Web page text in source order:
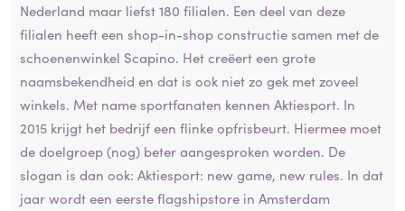
Nederland maar liefst 180 filialen. Een deel van deze
filialen heeft een shop-in-shop constructie samen met de
schoenenwinkel Scapino. Het creëert een grote
naamsbekendheid en dat is ook niet zo gek met zoveel
winkels. Met name sportfanaten kennen Aktiesport. In
2015 krijgt het bedrijf een flinke opfrisbeurt. Hiermee moet
de doelgroep (nog) beter aangesproken worden. De
slogan is dan ook: Aktiesport: new game, new rules. In dat
jaar wordt een eerste flagshipstore in Amsterdam